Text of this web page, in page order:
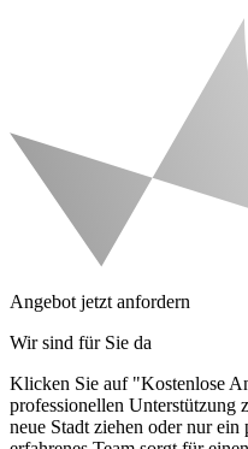
Angebot jetzt anfordern
Wir sind für Sie da
Klicken Sie auf "Kostenlose
professionellen Unterstützung
neue Stadt ziehen oder nur ein